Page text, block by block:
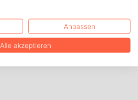
Anpassen
Alle akzeptieren